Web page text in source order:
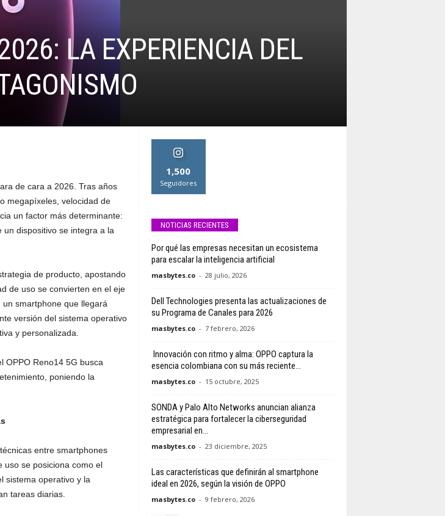
LA EXPERIENCIA DEL
de cara a 2026. Tras años
megapíxeles, velocidad de
un factor más determinante:
dispositivo se integra a la
de producto, apostando
de uso se convierten en el eje
, un smartphone que llegará
versión del sistema operativo
y personalizada.
OPPO Reno14 5G busca
poniendo la
entre smartphones
uso se posiciona como el
sistema operativo y la
tareas diarias.
1,500
Seguidores
NOTICIAS RECIENTES
Por qué las empresas necesitan un ecosistema
para escalar la inteligencia artificial
masbytes.co - 28 julio, 2026
Dell Technologies presenta las actualizaciones de
su Programa de Canales para 2026
masbytes.co - 7 febrero, 2026
Innovación con ritmo y alma: OPPO captura la
esencia colombiana con su más reciente...
masbytes.co - 15 octubre, 2025
SONDA y Palo Alto Networks anuncian alianza
estratégica para fortalecer la ciberseguridad
empresarial en...
masbytes.co - 23 diciembre, 2025
Las características que definirán al smartphone
ideal en 2026, según la visión de OPPO
masbytes.co - 9 febrero, 2026